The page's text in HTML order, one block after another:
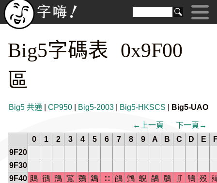
Big5字碼表 0x9F00
區
Big5 共通 CP950 Big5-2003 Big5-HKSCS Big5-UAO
←上一頁
下一頁→
0
1 2 3 4 5 6 7 8 9 A B C D E
9F20
9F30
9F40 鴡 鴴 鴹 鵉 鵎 鵭 ∷ 鵮 鵼 鶃 鶓 鶥 ∬ 鶽 殁